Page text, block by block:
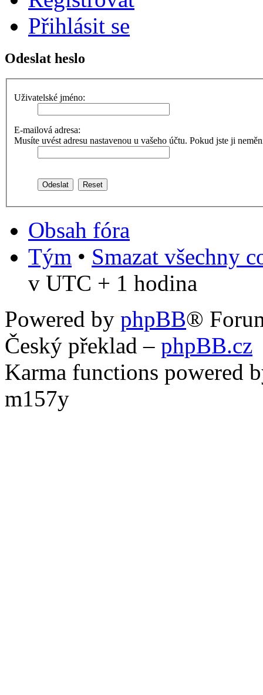
Přihlásit se
Odeslat heslo
Uživatelské jméno:
E-mailová adresa:
Musíte uvést adresu nastavenou u vašeho účtu. Pokud jste ji
Obsah fóra
Tým • Smazat všechny
v UTC + 1 hodina
Powered by phpBB®
Český překlad – phpBB.cz
Karma functions powered
m157y